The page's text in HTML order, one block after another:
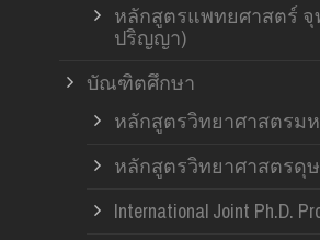
หลักสูตรแพทยศาสตร์ จุ
ปริญญา)
บัณฑิตศึกษา
หลักสูตรวิทยาศาสตร
หลักสูตรวิทยาศาสตร
International Joint Ph.D.